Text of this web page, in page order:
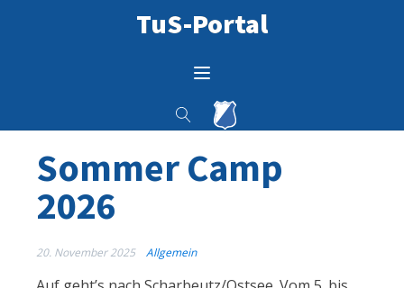
TuS-Portal
Sommer Camp
2026
20. November 2025 Allgemein